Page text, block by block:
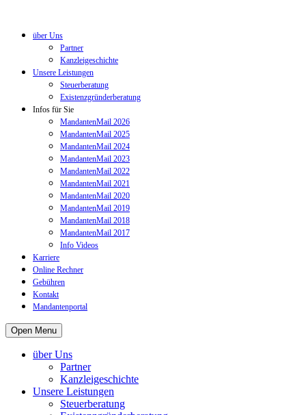
über Uns
Partner
Kanzleigeschichte
Unsere Leistungen
Steuerberatung
Existenzgründerberatung
Infos für Sie
MandantenMail 2026
MandantenMail 2025
MandantenMail 2024
MandantenMail 2023
MandantenMail 2022
MandantenMail 2021
MandantenMail 2020
MandantenMail 2019
MandantenMail 2018
MandantenMail 2017
Info Videos
Karriere
Online Rechner
Gebühren
Kontakt
Mandantenportal
Open Menu
über Uns
Partner
Kanzleigeschichte
Unsere Leistungen
Steuerberatung